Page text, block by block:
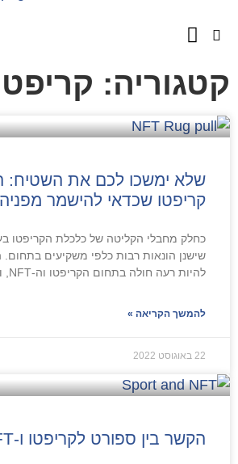
קריפטו
שלא ימשכו לכם את השטיח:
קריפטו שכדאי להישמר מפניהן
כחלק מחבלי הקליטה של כלכלת הקריפטו
שישנן הונאות רבות כלפי משקיעים בתחום.
להיות רעה חולה בתחום הקריפטו וה-NFT, ועשויות למנוע
להמשך הקריאה »
הקשר בין ספורט לקריפטו ו-NFT